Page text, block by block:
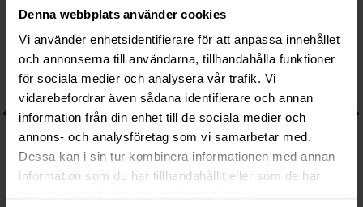
Denna webbplats använder cookies
Vi använder enhetsidentifierare för att anpassa innehållet
och annonserna till användarna, tillhandahålla funktioner
för sociala medier och analysera vår trafik. Vi
vidarebefordrar även sådana identifierare och annan
information från din enhet till de sociala medier och
annons- och analysföretag som vi samarbetar med.
Dessa kan i sin tur kombinera informationen med annan
information som du har tillhandahållit eller som de har